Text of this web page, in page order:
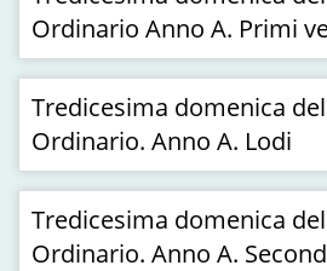
Ordinario Anno A. Primi
Tredicesima domenica
Ordinario. Anno A. Lodi
Tredicesima domenica
Ordinario. Anno A.